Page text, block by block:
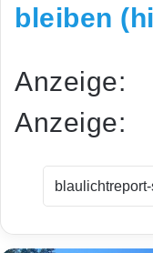
bleiben
Anzeige:
Anzeige: